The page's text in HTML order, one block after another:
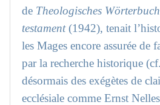
de Theologisches
testament(1942), tenait
les Mages encore assurée de
par la recherche historique
désormais des exégètes de
ecclésiale comme Ernst